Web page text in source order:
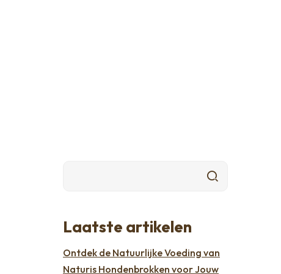
Laatste artikelen
Ontdek de Natuurlijke Voeding van
Naturis Hondenbrokken voor Jouw